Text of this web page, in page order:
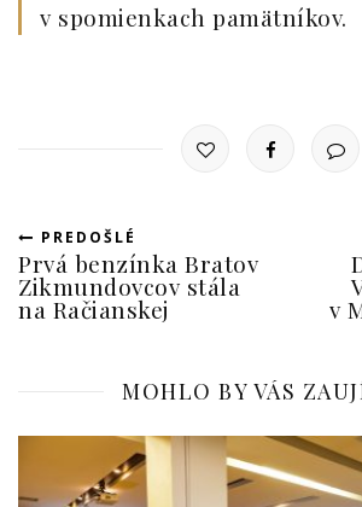
v spomienkach pamätníkov.
PREDOŠLÉ
Prvá benzínka Bratov
Zikmundovcov stála
na Račianskej v
MOHLO BY VÁS